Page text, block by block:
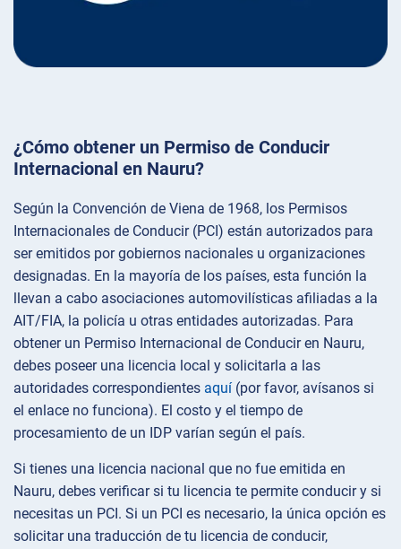
¿Cómo obtener un Permiso de Conducir
Internacional en Nauru?
Según la Convención de Viena de 1968, los Permisos
Internacionales de Conducir (PCI) están autorizados para
ser emitidos por gobiernos nacionales u organizaciones
designadas. En la mayoría de los países, esta función la
llevan a cabo asociaciones automovilísticas afiliadas a la
AIT/FIA, la policía u otras entidades autorizadas. Para
obtener un Permiso Internacional de Conducir en Nauru,
debes poseer una licencia local y solicitarla a las
autoridades correspondientes aquí (por favor, avísanos si
el enlace no funciona). El costo y el tiempo de
procesamiento de un IDP varían según el país.
Si tienes una licencia nacional que no fue emitida en
Nauru, debes verificar si tu licencia te permite conducir y si
necesitas un PCI. Si un PCI es necesario, la única opción es
solicitar una traducción de tu licencia de conducir,